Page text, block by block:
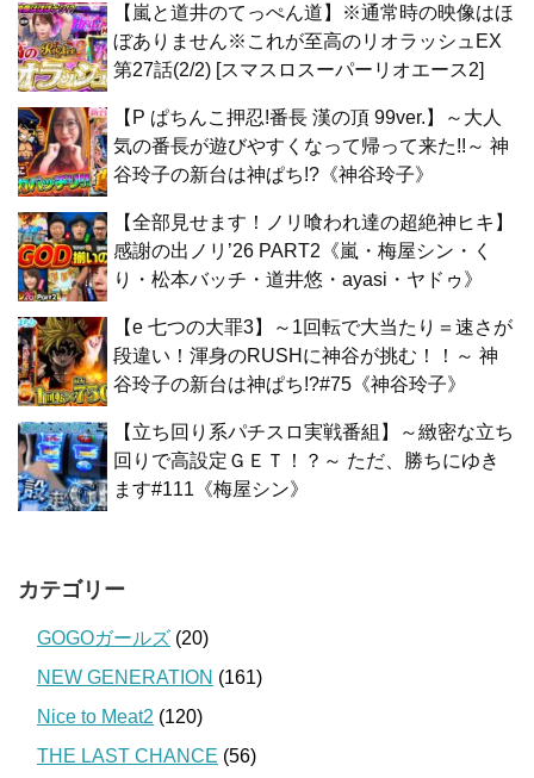
【嵐と道井のてっぺん道】※通常時の映像はほ
ぼありません※これが至高のリオラッシュEX
第27話(2/2) [スマスロスーパーリオエース2]
【P ぱちんこ押忍!番長 漢の頂 99ver.】～大人
気の番長が遊びやすくなって帰って来た!!～ 神
谷玲子の新台は神ぱち!?《神谷玲子》
【全部見せます！ノリ喰われ達の超絶神ヒキ】
感謝の出ノリ’26 PART2《嵐・梅屋シン・く
り・松本バッチ・道井悠・ayasi・ヤドゥ》
【e 七つの大罪3】～1回転で大当たり＝速さが
段違い！渾身のRUSHに神谷が挑む！！～ 神
谷玲子の新台は神ぱち!?#75《神谷玲子》
【立ち回り系パチスロ実戦番組】～緻密な立ち
回りで高設定ＧＥＴ！？～ ただ、勝ちにゆき
ます#111《梅屋シン》
カテゴリー
GOGOガールズ (20)
NEW GENERATION (161)
Nice to Meat2 (120)
THE LAST CHANCE (56)